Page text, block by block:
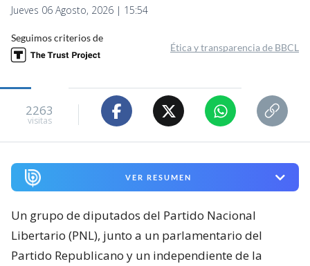
Jueves 06 Agosto, 2026 | 15:54
Seguimos criterios de
Ética y transparencia de BBCL
2263
visitas
VER RESUMEN
Un grupo de diputados del Partido Nacional
Libertario (PNL), junto a un parlamentario del
Partido Republicano y un independiente de la